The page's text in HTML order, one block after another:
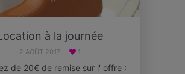
à la journée
2 AOÛT 2017 1
de 20€ de remise sur l' offre :